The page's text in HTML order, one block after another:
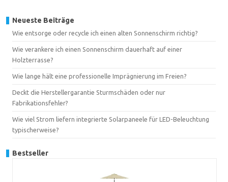
Neueste Beiträge
Wie entsorge oder recycle ich einen alten Sonnenschirm richtig?
Wie verankere ich einen Sonnenschirm dauerhaft auf einer
Holzterrasse?
Wie lange hält eine professionelle Imprägnierung im Freien?
Deckt die Herstellergarantie Sturmschäden oder nur
Fabrikationsfehler?
Wie viel Strom liefern integrierte Solarpaneele für LED-Beleuchtung
typischerweise?
Bestseller